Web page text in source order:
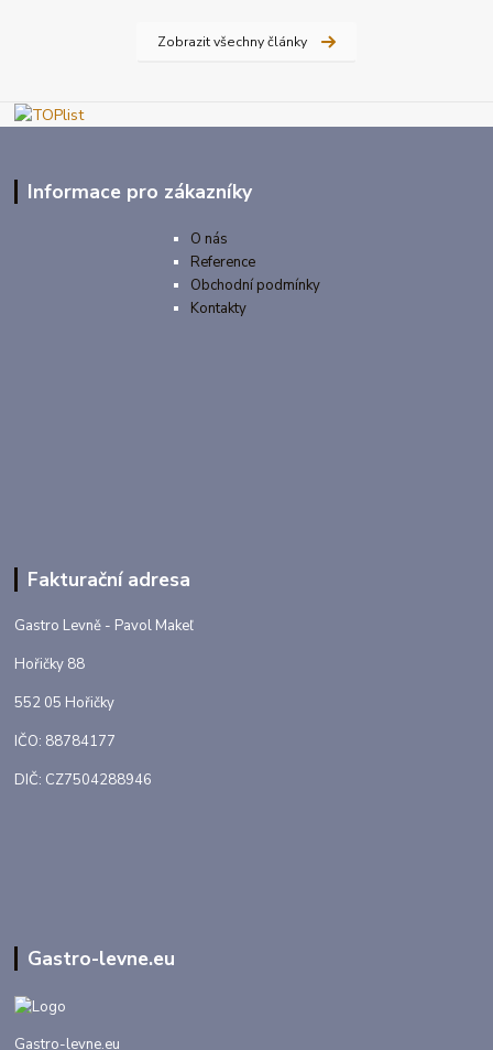
Zobrazit všechny články
Informace pro zákazníky
O nás
Reference
Obchodní podmínky
Kontakty
Fakturační adresa
Gastro Levně - Pavol Makeľ
Hořičky 88
552 05 Hořičky
IČO: 88784177
DIČ: CZ7504288946
Gastro-levne.eu
Gastro-levne.eu